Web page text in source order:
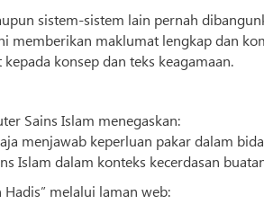
sistem-sistem lain pernah
memberikan maklumat lengkap dan
konsep dan teks keagamaan.
Sains Islam menegaskan:
menjawab keperluan pakar dalam
Islam dalam konteks kecerdasan
melalui laman web: